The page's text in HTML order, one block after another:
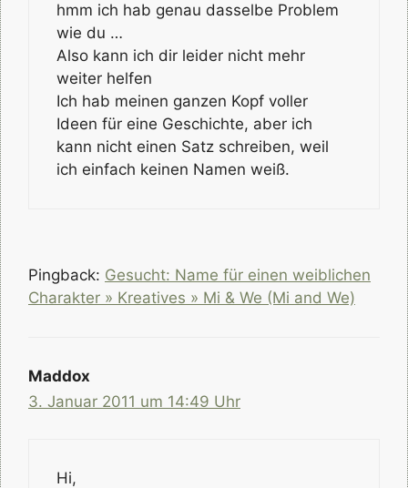
hmm ich hab genau dasselbe Problem
wie du …
Also kann ich dir leider nicht mehr
weiter helfen
Ich hab meinen ganzen Kopf voller
Ideen für eine Geschichte, aber ich
kann nicht einen Satz schreiben, weil
ich einfach keinen Namen weiß.
Pingback: Gesucht: Name für einen weiblichen
Charakter » Kreatives » Mi & We (Mi and We)
Maddox
3. Januar 2011 um 14:49 Uhr
Hi,